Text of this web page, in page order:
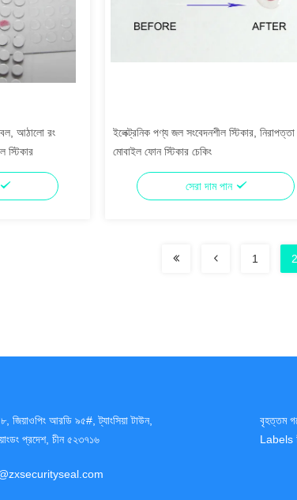
আঠালো রং
স্টিকার
ইলেক্ট্রনিক পণ্য জল সংবেদনশীল স্টিকার, নিরাপত্তা
মোবাইল ফোন স্টিকার চেকিং
সেরা দাম পান
1 2
জিয়াওপিং আরডি ৯৫#, ট্যাংসিয়া টাউন,
প্রদেশ, চীন ৫২৩৭১৬
বৃহত্তম
Labels